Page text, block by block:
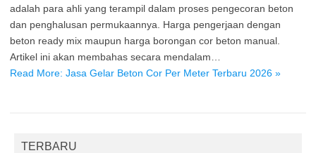
adalah para ahli yang terampil dalam proses pengecoran beton
dan penghalusan permukaannya. Harga pengerjaan dengan
beton ready mix maupun harga borongan cor beton manual.
Artikel ini akan membahas secara mendalam…
Read More: Jasa Gelar Beton Cor Per Meter Terbaru 2026 »
TERBARU